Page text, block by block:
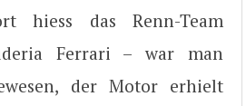
hiess das Renn-Team
Ferrari – war man
der Motor erhielt